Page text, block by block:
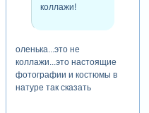
коллажи!
оленька...это не
коллажи...это настоящие
фотографии и костюмы в
натуре так сказать